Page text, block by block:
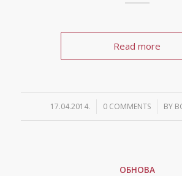
Read more
17.04.2014.
/ 0 COMMENTS
/ BY
ОБНОВА